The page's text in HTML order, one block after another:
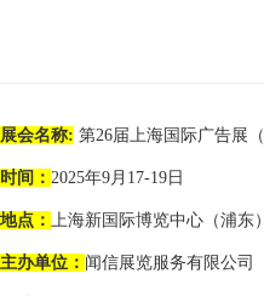
展会名称: 第26届上海 国际广告展 （
时间： 2025年9月 17-19 日
地点： 上海新国际博览中心（浦东）
主办单位： 闻信展览服务有限公司